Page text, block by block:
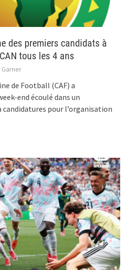
des premiers candidats à
tous les 4 ans
de Football (CAF) a
end écoulé dans un
candidatures pour l’organisation